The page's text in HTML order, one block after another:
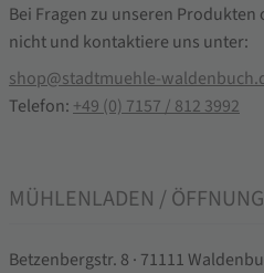
Bei Fragen zu unseren
nicht und kontaktiere uns unter:
shop@stadtmuehle-
Telefon: +49 (0) 7157 / 812 3992
MÜHLENLADEN /
Betzenbergstr. 8 · 71111